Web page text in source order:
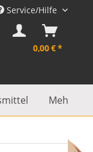
Service/Hilfe
0,00 € *
Mehr...